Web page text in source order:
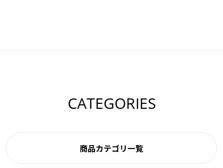
CATEGORIES
商品カテゴリ一覧